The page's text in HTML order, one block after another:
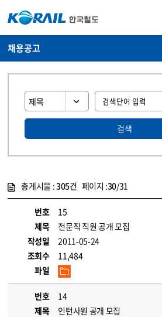
채용공고
검색
총게시물 :305건 페이지 :30/31
번호
15
제목
전문직 직원 공개 모집
작성일
2011-05-24
조회수
11,484
파일
번호
14
제목
인턴사원 공개 모집